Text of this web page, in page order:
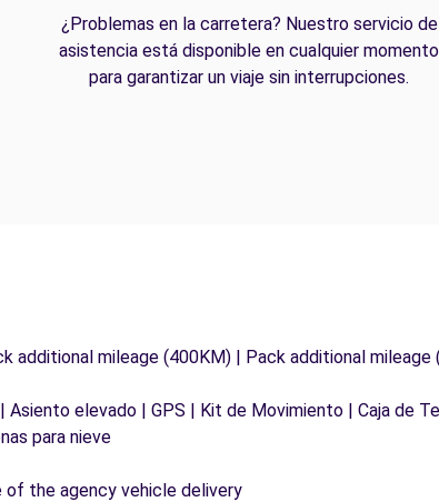
¿Problemas en la carretera? Nuestro servicio de
asistencia está disponible en cualquier momento
para garantizar un viaje sin interrupciones.
additional mileage (400KM) | Pack additional mileage
elevado | GPS | Kit de Movimiento | Caja de
para nieve
the agency vehicle delivery